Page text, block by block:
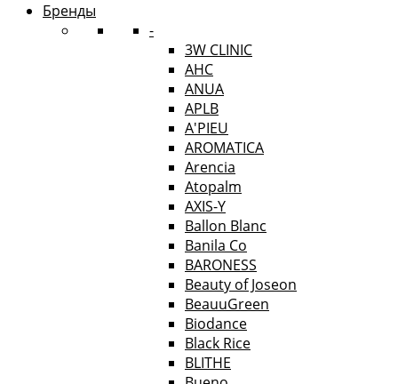
Бренды
-
3W CLINIC
AHC
ANUA
APLB
A'PIEU
AROMATICA
Arencia
Atopalm
AXIS-Y
Ballon Blanc
Banila Co
BARONESS
Beauty of Joseon
BeauuGreen
Biodance
Black Rice
BLITHE